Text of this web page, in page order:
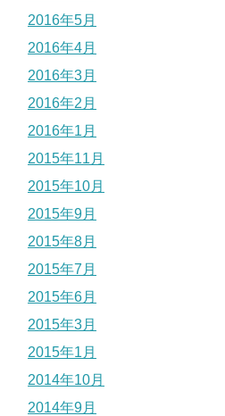
2016年5月
2016年4月
2016年3月
2016年2月
2016年1月
2015年11月
2015年10月
2015年9月
2015年8月
2015年7月
2015年6月
2015年3月
2015年1月
2014年10月
2014年9月